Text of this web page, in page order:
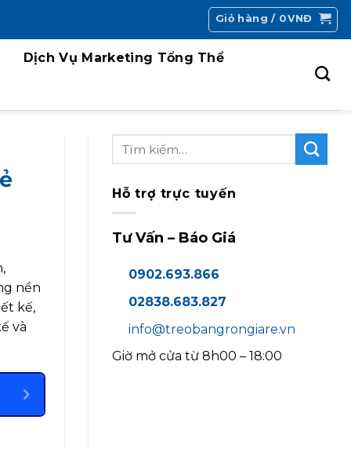
Giỏ hàng / 0VNĐ
Dịch Vụ Marketing Tổng Thể
nền
kế,
và
Hỗ trợ trực tuyến
Tư Vấn – Báo Giá
0902.693.866
02838.683.827
info@treobangrongiare.vn
Giờ mở cửa từ 8h00 – 18:00